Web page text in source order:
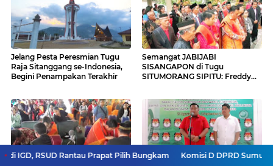
Jelang Pesta Peresmian Tugu
Raja Sitanggang se-Indonesia,
Begini Penampakan Terakhir
Semangat JABIJABI
SISANGAPON di Tugu
SITUMORANG SIPITU: Freddy
Dukungan Massal untuk
Pemeriksaan Kesehatan:
Rantau Prapat Pilih Bungkam Komisi D DPRD Sumut Apresiasi